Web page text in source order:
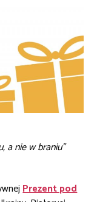
a nie w braniu”
Prezent pod